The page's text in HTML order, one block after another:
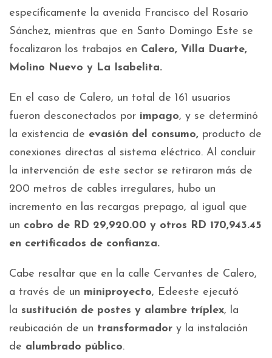
específicamente la avenida Francisco del Rosario
Sánchez, mientras que en Santo Domingo Este se
focalizaron los trabajos en Calero, Villa Duarte,
Molino Nuevo y La Isabelita.
En el caso de Calero, un total de 161 usuarios
fueron desconectados por impago, y se determinó
la existencia de evasión del consumo, producto de
conexiones directas al sistema eléctrico. Al concluir
la intervención de este sector se retiraron más de
200 metros de cables irregulares, hubo un
incremento en las recargas prepago, al igual que
un cobro de RD 29,920.00 y otros RD 170,943.45
en certificados de confianza.
Cabe resaltar que en la calle Cervantes de Calero,
a través de un miniproyecto, Edeeste ejecutó
la sustitución de postes y alambre tríplex, la
reubicación de un transformador y la instalación
de alumbrado público.